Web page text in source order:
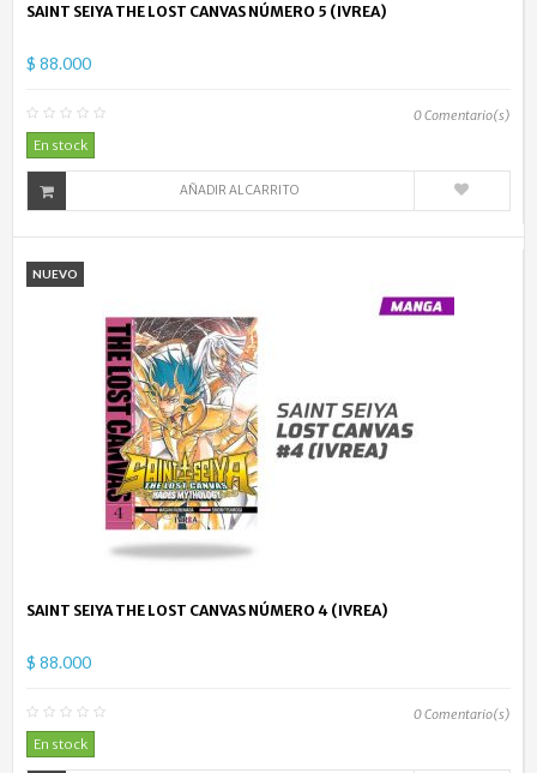
SAINT SEIYA THE LOST CANVAS NÚMERO 5 (IVREA)
$ 88.000
0Comentario(s)
En stock
AÑADIR AL CARRITO
NUEVO
SAINT SEIYA THE LOST CANVAS NÚMERO 4 (IVREA)
$ 88.000
0Comentario(s)
En stock